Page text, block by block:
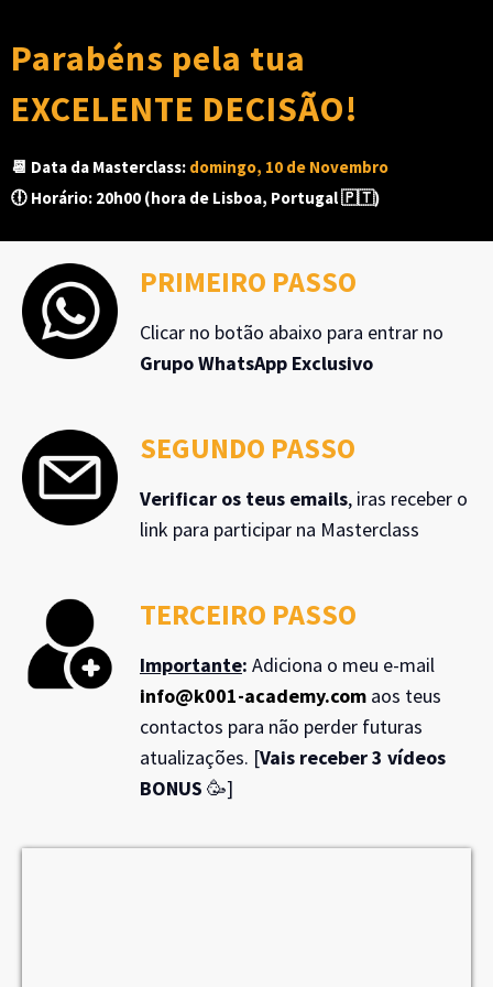
Parabéns pela tua
EXCELENTE DECISÃO!
📆 Data da Masterclass: domingo, 10 de Novembro
🕕 Horário: 20h00 (hora de Lisboa, Portugal 🇵🇹)
PRIMEIRO PASSO
Clicar no botão abaixo para entrar no
Grupo WhatsApp Exclusivo
SEGUNDO PASSO
Verificar os teus emails, iras receber o
link para participar na Masterclass
TERCEIRO PASSO
Importante: Adiciona o meu e-mail
info@k001-academy.comaos teus
contactos para não perder futuras
atualizações. [Vais receber 3 vídeos
BONUS 🥳]